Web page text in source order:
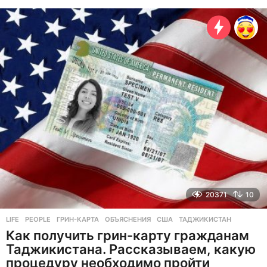
о
д
а
а
д
20371 10
LIFE ,PEOPLE ГРИН-КАРТА ,ОБЪЯСНЕНИЯ ,США ,ТАДЖИКИСТАН
Как получить грин-карту гражданам
Таджикистана. Рассказываем, какую
процедуру необходимо пройти